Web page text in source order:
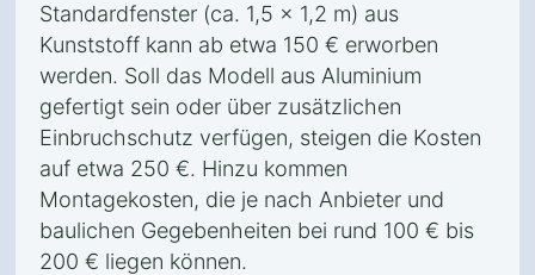
Standardfenster (ca. 1,5 x 1,2 m) aus
Kunststoff kann ab etwa 150 € erworben
werden. Soll das Modell aus Aluminium
gefertigt sein oder über zusätzlichen
Einbruchschutz verfügen, steigen die Kosten
auf etwa 250 €. Hinzu kommen
Montagekosten, die je nach Anbieter und
baulichen Gegebenheiten bei rund 100 € bis
200 € liegen können.